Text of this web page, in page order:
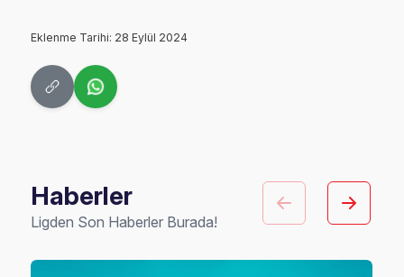
Eklenme Tarihi: 28 Eylül 2024
Haberler
Ligden Son Haberler Burada!